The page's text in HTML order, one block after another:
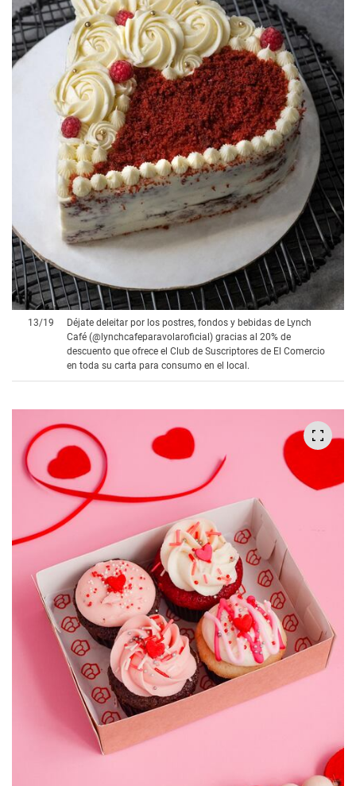
13/19
Déjate deleitar por los postres, fondos y bebidas de Lynch
Café (@lynchcafeparavolaroficial) gracias al 20% de
descuento que ofrece el Club de Suscriptores de El Comercio
en toda su carta para consumo en el local.